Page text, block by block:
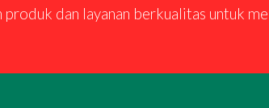
produk dan layanan berkualitas untuk